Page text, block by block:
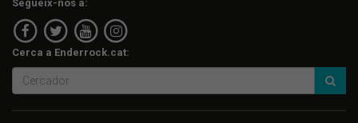
Segueix-nos a:
Cerca a Enderrock.cat: